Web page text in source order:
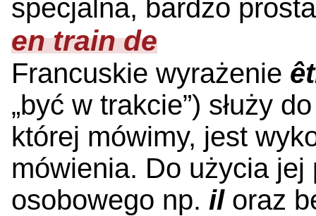
specjalna, bardzo
en train de
Francuskie wyrażenie
„być w trakcie”) służy
której mówimy, jest
mówienia. Do użycia
osobowego np. iloraz